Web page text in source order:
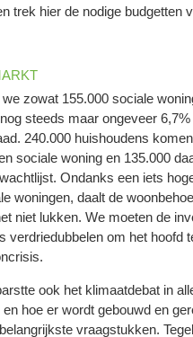
trek hier de nodige budgetten
zowat 155.000 sociale
steeds maar ongeveer
240.000 huishoudens
sociale woning en 135.000
Ondanks een iets
woningen, daalt de
niet lukken. We moeten de
verdriedubbelen om het hoofd
ook het klimaatdebat in
hoe er wordt gebouwd en
vraagstukken.